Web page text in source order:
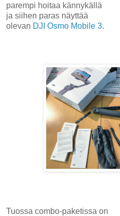
parempi hoitaa kännykällä
ja siihen paras näyttää
olevan DJI Osmo Mobile 3.
Tuossa combo-paketissa on